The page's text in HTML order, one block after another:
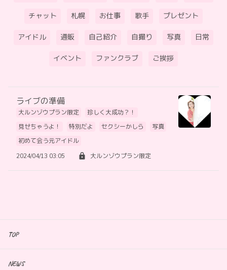
チャット 札幌 お仕事 歌手 プレゼント
アイドル 通販 自己紹介 自撮り 写真 日常
イベント ファンクラブ ご挨拶
ライブの準備
大ルンゾウプラン限定
珍しく大成功？！
見せちゃうよ！
特別だよ セクシーかしら
写真
初めて会う元アイドル
2024/04/13 03:05
大ルンゾウプラン限定
TOP
NEWS